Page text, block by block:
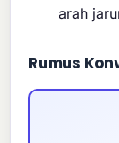
arah
Rumus